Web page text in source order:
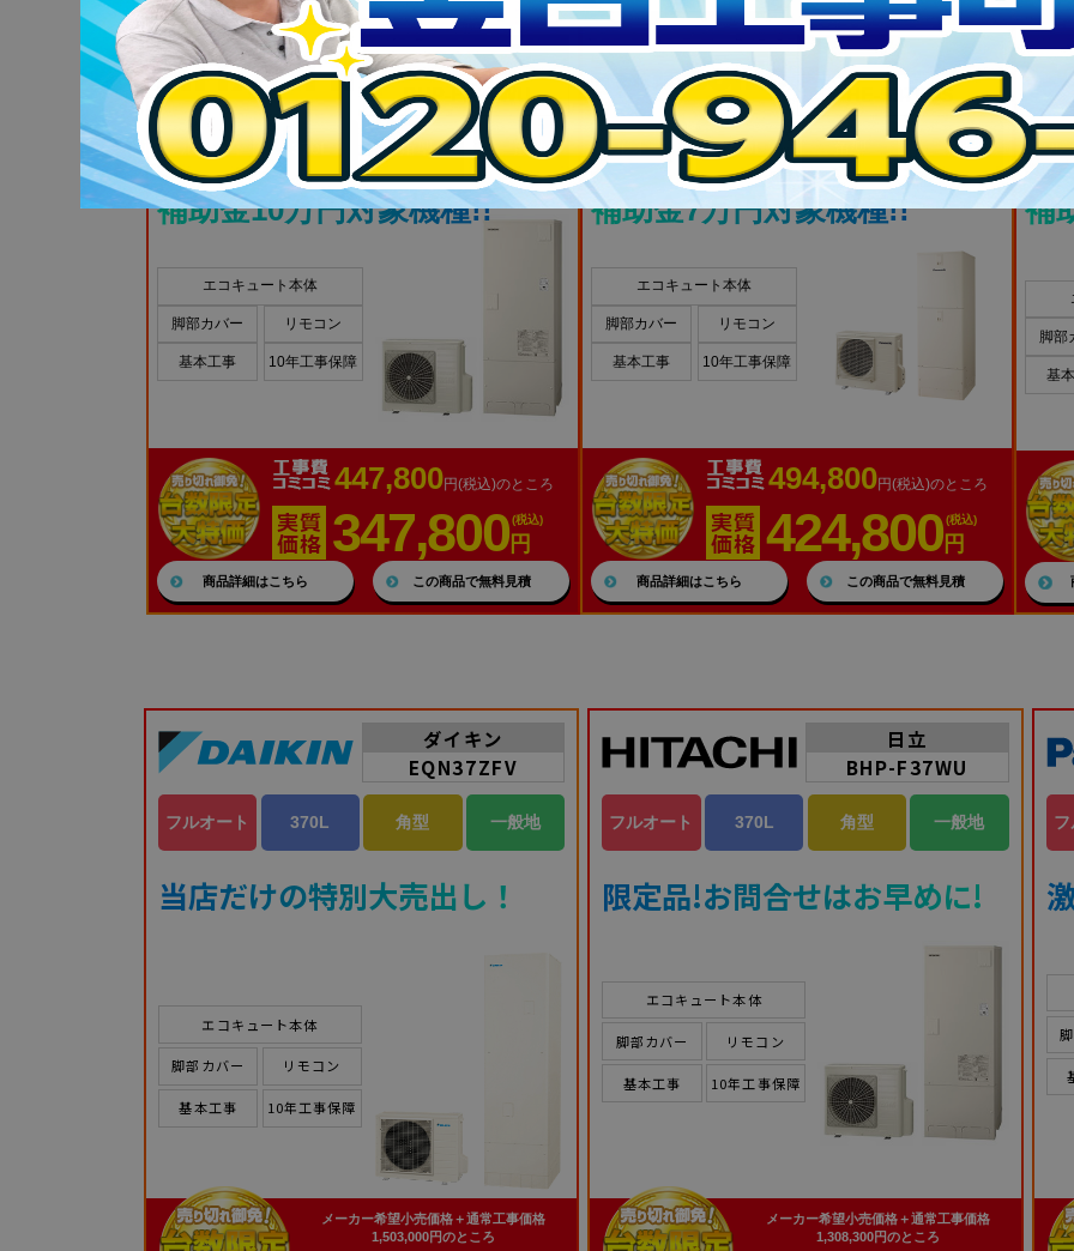
日立
BHP-FR37WU
フルオート 370L 角型 一般地
補助金10万円対象機種!!
エコキュート本体
脚部カバー リモコン
基本工事 10年工事保障
447,800円(税込)のところ
347,800 (税込)
円
商品詳細はこちら この商品で無料見積
パナソニック
HE-S37LQS
フルオート 370L 角型 一般地
補助金7万円対象機種!!
エコキュート本体
脚部カバー リモコン
基本工事 10年工事保障
494,800円(税込)のところ
424,800 (税込)
円
商品詳細はこちら この商品で無料見積
フル
補
脚部
基
ダイキン
EQN37ZFV
フルオート 370L 角型 一般地
当店だけの特別大売出し！
エコキュート本体
脚部カバー リモコン
基本工事 10年工事保障
メーカー希望小売価格＋通常工事価格
1,503,000円のところ
日立
BHP-F37WU
フルオート 370L 角型 一般地
限定品!お問合せはお早めに!
エコキュート本体
脚部カバー リモコン
基本工事 10年工事保障
メーカー希望小売価格＋通常工事価格
1,308,300円のところ